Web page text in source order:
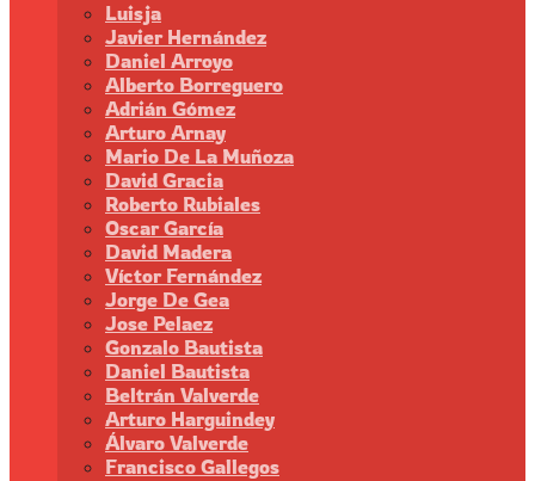
Luisja
Javier Hernández
Daniel Arroyo
Alberto Borreguero
Adrián Gómez
Arturo Arnay
Mario De La Muñoza
David Gracia
Roberto Rubiales
Oscar García
David Madera
Víctor Fernández
Jorge De Gea
Jose Pelaez
Gonzalo Bautista
Daniel Bautista
Beltrán Valverde
Arturo Harguindey
Álvaro Valverde
Francisco Gallegos